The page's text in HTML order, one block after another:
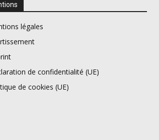
légales
de confidentialité (UE)
de cookies (UE)